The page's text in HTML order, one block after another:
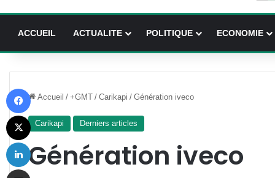
ACCUEIL ACTUALITE POLITIQUE ECONOMIE
Accueil / +GMT / Carikapi / Génération iveco
Carikapi Derniers articles
Génération iveco
X